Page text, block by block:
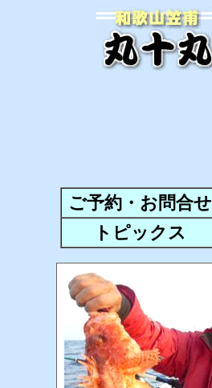
ご予約・お問合せ
トピックス